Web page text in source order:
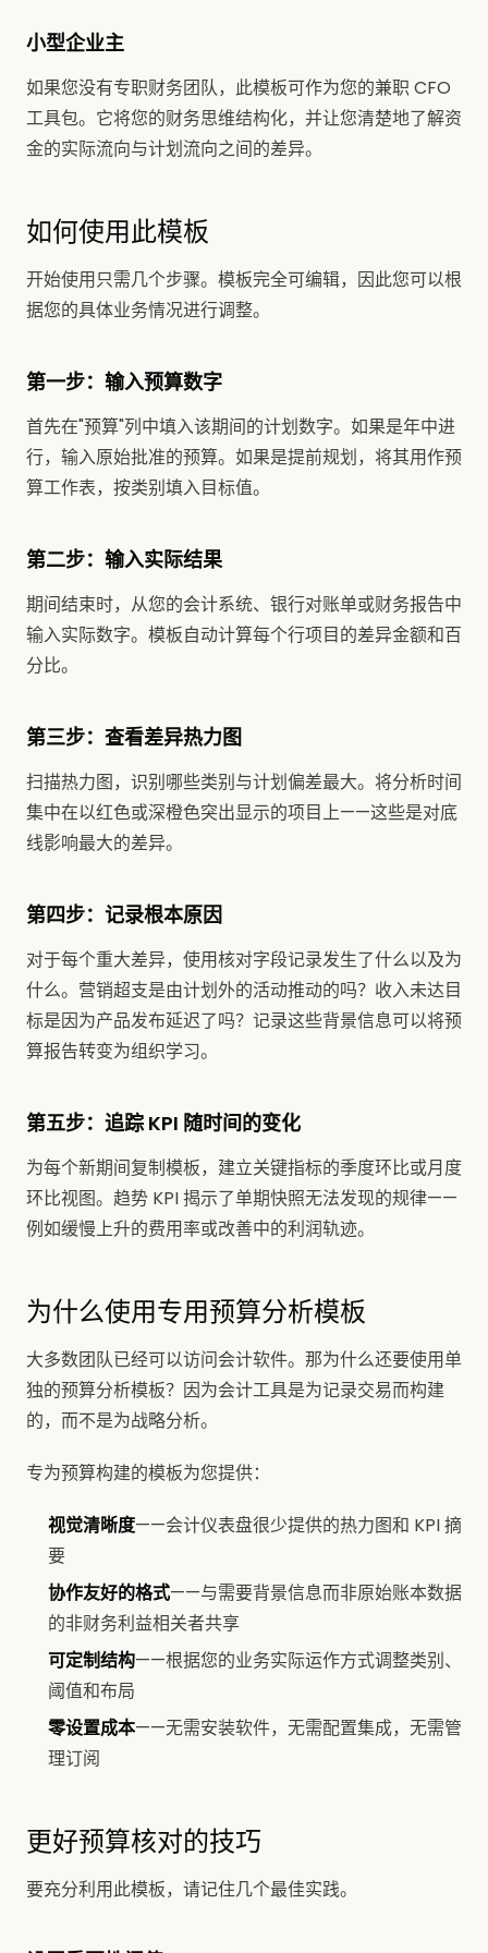
小型企业主
如果您没有专职财务团队，此模板可作为您的兼职 CFO
工具包。它将您的财务思维结构化，并让您清楚地了解资
金的实际流向与计划流向之间的差异。
如何使用此模板
开始使用只需几个步骤。模板完全可编辑，因此您可以根
据您的具体业务情况进行调整。
第一步：输入预算数字
首先在"预算"列中填入该期间的计划数字。如果是年中进
行，输入原始批准的预算。如果是提前规划，将其用作预
算工作表，按类别填入目标值。
第二步：输入实际结果
期间结束时，从您的会计系统、银行对账单或财务报告中
输入实际数字。模板自动计算每个行项目的差异金额和百
分比。
第三步：查看差异热力图
扫描热力图，识别哪些类别与计划偏差最大。将分析时间
集中在以红色或深橙色突出显示的项目上——这些是对底
线影响最大的差异。
第四步：记录根本原因
对于每个重大差异，使用核对字段记录发生了什么以及为
什么。营销超支是由计划外的活动推动的吗？收入未达目
标是因为产品发布延迟了吗？记录这些背景信息可以将预
算报告转变为组织学习。
第五步：追踪 KPI 随时间的变化
为每个新期间复制模板，建立关键指标的季度环比或月度
环比视图。趋势 KPI 揭示了单期快照无法发现的规律——
例如缓慢上升的费用率或改善中的利润轨迹。
为什么使用专用预算分析模板
大多数团队已经可以访问会计软件。那为什么还要使用单
独的预算分析模板？因为会计工具是为记录交易而构建
的，而不是为战略分析。
专为预算构建的模板为您提供：
视觉清晰度——会计仪表盘很少提供的热力图和 KPI 摘
要
协作友好的格式——与需要背景信息而非原始账本数据
的非财务利益相关者共享
可定制结构——根据您的业务实际运作方式调整类别、
阈值和布局
零设置成本——无需安装软件，无需配置集成，无需管
理订阅
更好预算核对的技巧
要充分利用此模板，请记住几个最佳实践。